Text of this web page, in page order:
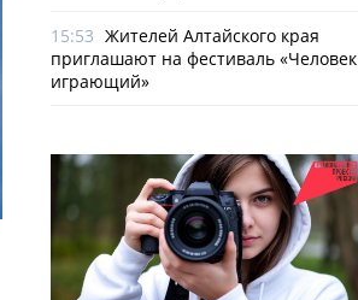
15:53 Жителей Алтайского края
приглашают на фестиваль «Человек
играющий»